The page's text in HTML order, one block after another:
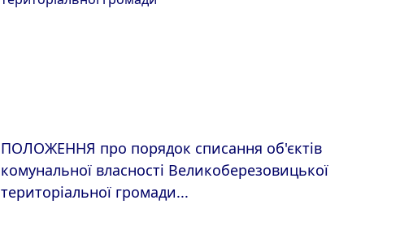
ПОЛОЖЕННЯ про порядок списання об'єктів
комунальної власності Великоберезовицької
територіальної громади...